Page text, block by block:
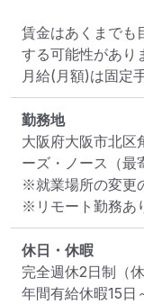
賃金はあくまでも
する可能性があり
月給(月額)は固定
勤務地
大阪府大阪市北区
ーズ・ノース （
※就業場所の変更
※リモート勤務あ
休日・休暇
完全週休2日制（
年間有給休暇15日